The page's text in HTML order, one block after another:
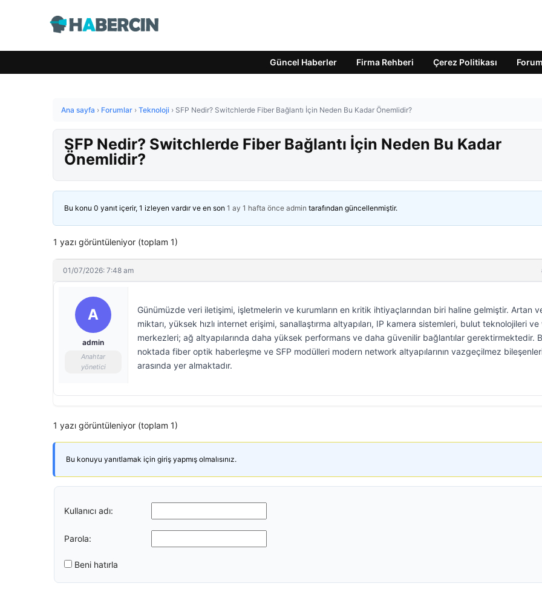
Güncel Haberler Firma Rehberi Çerez Politikası Forum
Ana sayfa › Forumlar › Teknoloji › SFP Nedir? Switchlerde Fiber Bağlantı İçin Neden Bu Kadar Önemlidir?
SFP Nedir? Switchlerde Fiber Bağlantı İçin Neden Bu Kadar
Önemlidir?
Bu konu 0 yanıt içerir, 1 izleyen vardır ve en son 1 ay 1 hafta önce admin tarafından güncellenmiştir.
1 yazı görüntüleniyor (toplam 1)
01/07/2026: 7:48 am
A
admin
Anahtar
yönetici
Günümüzde veri iletişimi, işletmelerin ve kurumların en kritik ihtiyaçlarından biri haline gelmiştir. Artan
miktarı, yüksek hızlı internet erişimi, sanallaştırma altyapıları, IP kamera sistemleri, bulut teknolojileri ve
merkezleri; ağ altyapılarında daha yüksek performans ve daha güvenilir bağlantılar gerektirmektedir.
noktada fiber optik haberleşme ve SFP modülleri modern network altyapılarının vazgeçilmez
arasında yer almaktadır.
1 yazı görüntüleniyor (toplam 1)
Bu konuyu yanıtlamak için giriş yapmış olmalısınız.
Kullanıcı adı:
Parola:
Beni hatırla